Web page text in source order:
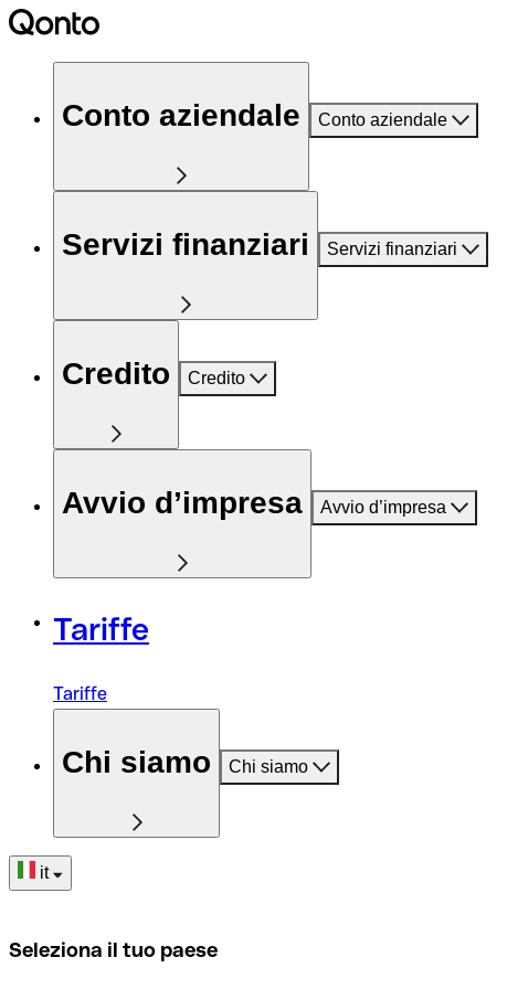
Conto aziendale Conto aziendale
Servizi finanziari Servizi finanziari
Credito Credito
Avvio d’impresa Avvio d’impresa
Tariffe
Tariffe
Chi siamo Chi siamo
it
Seleziona il tuo paese